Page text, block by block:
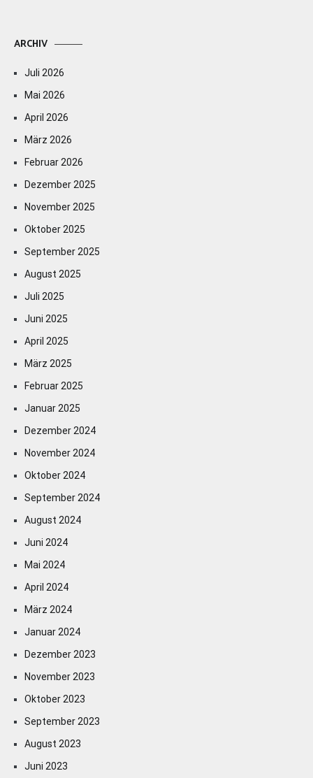
ARCHIV
Juli 2026
Mai 2026
April 2026
März 2026
Februar 2026
Dezember 2025
November 2025
Oktober 2025
September 2025
August 2025
Juli 2025
Juni 2025
April 2025
März 2025
Februar 2025
Januar 2025
Dezember 2024
November 2024
Oktober 2024
September 2024
August 2024
Juni 2024
Mai 2024
April 2024
März 2024
Januar 2024
Dezember 2023
November 2023
Oktober 2023
September 2023
August 2023
Juni 2023